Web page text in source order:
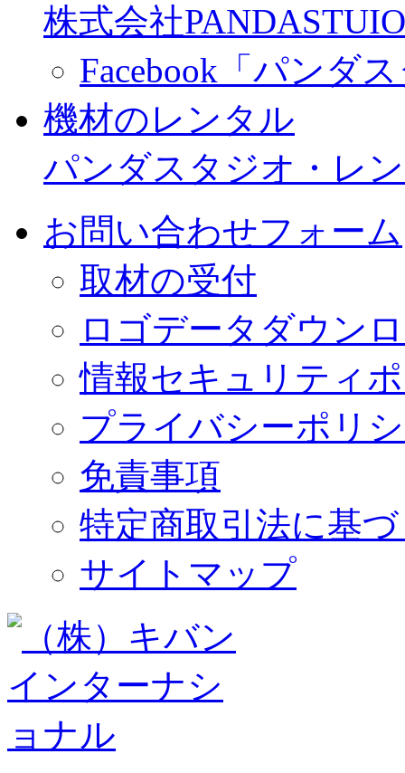
株式会社
Facebook「パンダ
機材のレンタル
パンダスタジオ・レ
お問い合わせフォーム
取材の受付
ロゴデータダウン
情報セキュリティ
プライバシーポリ
免責事項
特定商取引法に基
サイトマップ